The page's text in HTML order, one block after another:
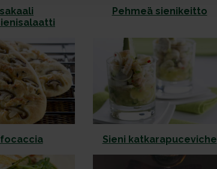
Pehmeä sienikeitto
focaccia Sieni katkarapuceviche